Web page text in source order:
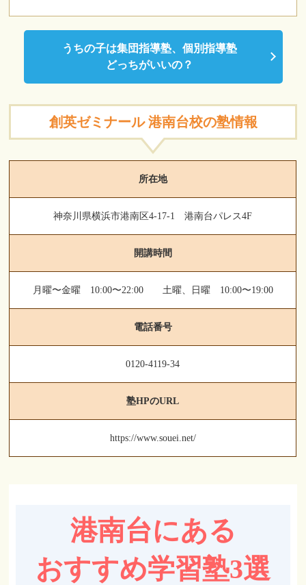
うちの子は集団指導塾、個別指導塾
どっちがいいの？
創英ゼミナール 港南台校の塾情報
所在地
神奈川県横浜市港南区4-17-1 港南台パレス4F
開講時間
月曜〜金曜 10:00〜22:00 土曜、日曜 10:00〜19:00
電話番号
0120-4119-34
塾HPのURL
https://www.souei.net/
港南台にある
おすすめ学習塾3選